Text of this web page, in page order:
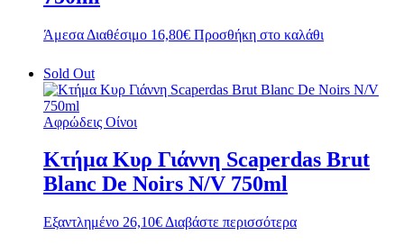
Άμεσα Διαθέσιμο 16,80€ Προσθήκη στο καλάθι
Sold Out
Αφρώδεις Οίνοι
Κτήμα Κυρ Γιάννη Scaperdas Brut
Blanc De Noirs N/V 750ml
Εξαντλημένο 26,10€ Διαβάστε περισσότερα